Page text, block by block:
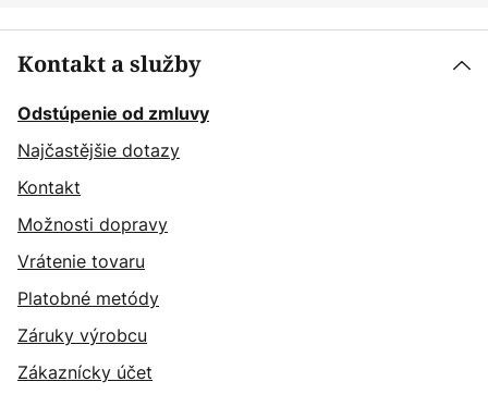
Kontakt a služby
Odstúpenie od zmluvy
Najčastějšie dotazy
Kontakt
Možnosti dopravy
Vrátenie tovaru
Platobné metódy
Záruky výrobcu
Zákaznícky účet